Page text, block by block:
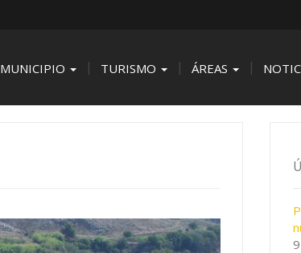
MUNICIPIO TURISMO ÁREAS